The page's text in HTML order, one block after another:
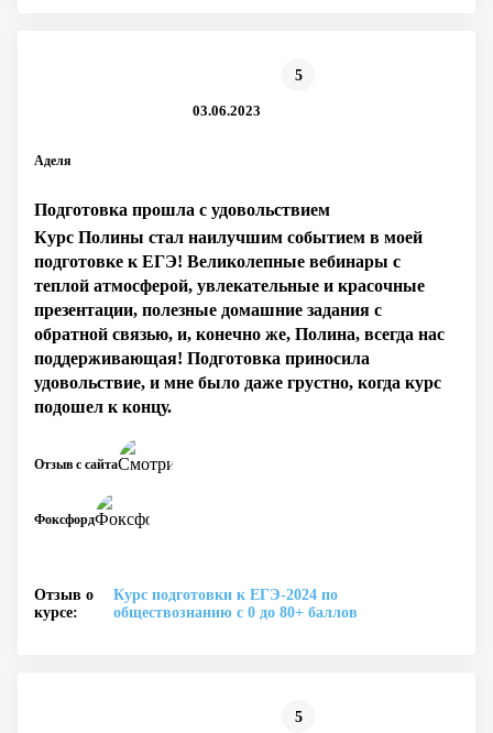
Аделя
5
03.06.2023
Подготовка прошла с удовольствием
Курс Полины стал наилучшим событием в моей
подготовке к ЕГЭ! Великолепные вебинары с
теплой атмосферой, увлекательные и красочные
презентации, полезные домашние задания с
обратной связью, и, конечно же, Полина, всегда нас
поддерживающая! Подготовка приносила
удовольствие, и мне было даже грустно, когда курс
подошел к концу.
Фоксфорд
Отзыв с сайта
Отзыв о
курсе:
Курс подготовки к ЕГЭ-2024 по
обществознанию с 0 до 80+ баллов
5